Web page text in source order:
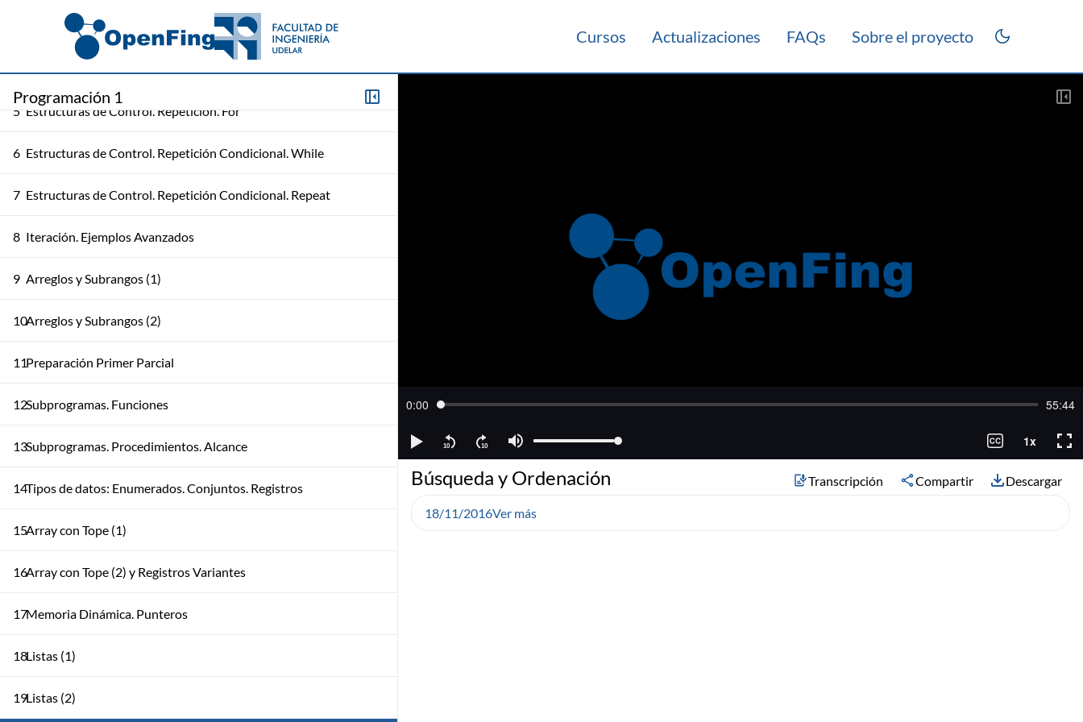
Cursos Actualizaciones FAQs Sobre el proyecto
Programación 1
Componentes Básicos (2) y Entrada/Salida
4 Estructuras de Control. Secuencia y Selección
5 Estructuras de Control. Repetición. For
6 Estructuras de Control. Repetición Condicional. While
7 Estructuras de Control. Repetición Condicional. Repeat
8 Iteración. Ejemplos Avanzados
9 Arreglos y Subrangos (1)
10Arreglos y Subrangos (2)
11Preparación Primer Parcial
12Subprogramas. Funciones
13Subprogramas. Procedimientos. Alcance
14Tipos de datos: Enumerados. Conjuntos. Registros
15Array con Tope (1)
16Array con Tope (2) y Registros Variantes
17Memoria Dinámica. Punteros
18Listas (1)
19Listas (2)
Búsqueda y Ordenación Transcripción Compartir Descargar
18/11/2016Ver más